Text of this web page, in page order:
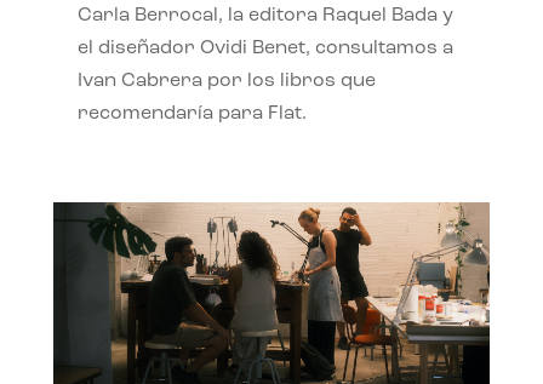
Carla Berrocal, la editora Raquel Bada y
el diseñador Ovidi Benet, consultamos a
Ivan Cabrera por los libros que
recomendaría para Flat.